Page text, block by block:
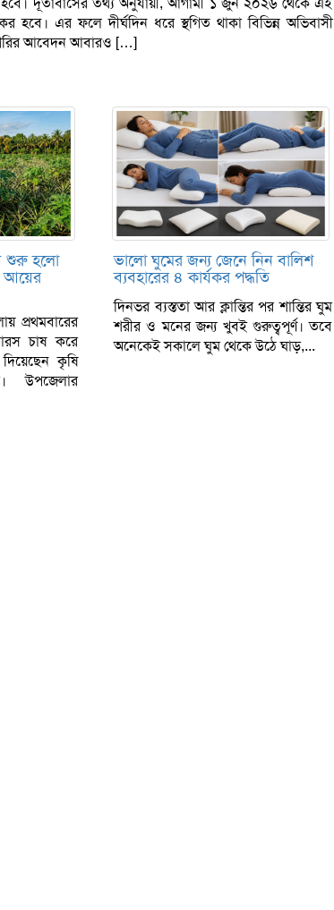
হবে। এর ফলে দীর্ঘদিন ধরে স্থগিত থাকা বিভিন্ন অভিবাসী
আবেদন আবারও […]
শুরু হলো
আয়ের
প্রথমবারের
চাষ করে
কৃষি
উপজেলার
ভালো ঘুমের জন্য জেনে নিন বালিশ
ব্যবহারের ৪ কার্যকর পদ্ধতি
দিনভর ব্যস্ততা আর ক্লান্তির পর শান্তির ঘুম
শরীর ও মনের জন্য খুবই গুরুত্বপূর্ণ। তবে
অনেকেই সকালে ঘুম থেকে উঠে ঘাড়,...